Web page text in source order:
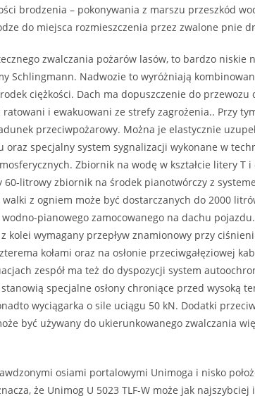
brodzenia – pokonywania z marszu przeszkód
do miejsca rozmieszczenia przez zwalone pnie
zwalczania pożarów lasów, to bardzo niskie
Schlingmann. Nadwozie to wyróżniają
ciężkości. Dach ma dopuszczenie do przewozu
i ewakuowani ze strefy zagrożenia.. Przy
przeciwpożarowy. Można je elastycznie
specjalny system sygnalizacji wykonane w
Zbiornik na wodę w kształcie litery T i
litrowy zbiornik na środek pianotwórczy z
z ogniem może być dostarczanych do 2000
pianowego zamocowanego na dachu pojazdu.
kolei wymagany przepływ znamionowy przy
kołami oraz na osłonie przeciwgałęziowej
zespół ma też do dyspozycji system
specjalne osłony chroniące przed wysoką
wyciągarka o sile uciągu 50 kN. Dodatki
być używany do ukierunkowanego zwalczania
osiami portalowymi Unimoga i nisko
że Unimog U 5023 TLF-W może jak najszybciej